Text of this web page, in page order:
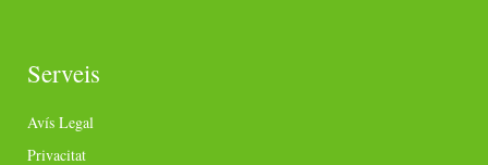
Serveis
Avís Legal
Privacitat